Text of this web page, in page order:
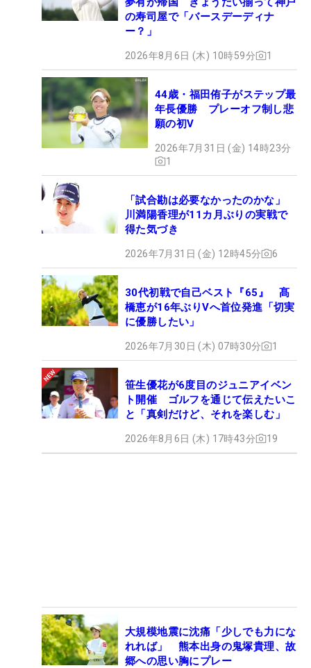
の寿司屋で「バースデーディナ
ー？」
2026年8月6日 (木) 10時59分 1
44歳・福田侑子がステップ最
年長優勝 プレーオフ制し悲
願の初V
2026年7月31日 (金) 14時23分
1
「試合勘は必要なかったのかな」
川満陽香理が11カ月ぶりの実戦で
得た気づき
2026年7月31日 (金) 12時45分 6
30代初戦で自己ベスト『65』 髙
橋恵が16年ぶりVへ首位発進「切実
に優勝したい」
2026年7月30日 (木) 07時30分 1
笹生優花が6度目のジュニアイベン
ト開催 ゴルフを通じて伝えたいこ
と「真剣だけど、それを楽しむ」
2026年8月6日 (木) 17時43分 19
大規模地震に沈痛「少しでも力にな
れれば」 熊本出身の鬼塚貴理、故
郷への思い胸にプレー